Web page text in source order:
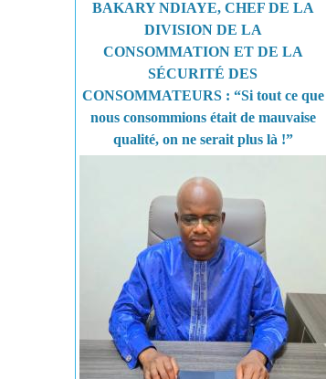
BAKARY NDIAYE, CHEF DE LA
DIVISION DE LA
CONSOMMATION ET DE LA
SÉCURITÉ DES
CONSOMMATEURS : “Si tout ce que
nous consommions était de mauvaise
qualité, on ne serait plus là !”